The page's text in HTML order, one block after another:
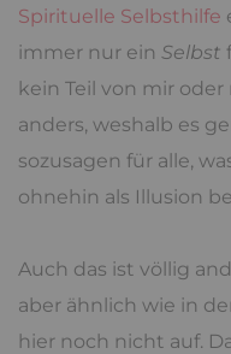
Spirituelle Selbsthilfe
immer nur ein Selbst
kein Teil von mir
anders, weshalb es
sozusagen für alle,
ohnehin als Illusion
Auch das ist völlig
aber ähnlich wie in
hier noch nicht auf.